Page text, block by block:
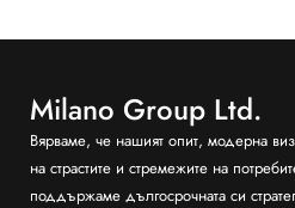
Milano Group Ltd.
Вярваме, че нашият опит, модерна
на страстите и стремежите на
поддържаме дългосрочната си